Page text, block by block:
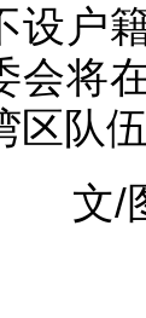
设户
会将
区队
文/